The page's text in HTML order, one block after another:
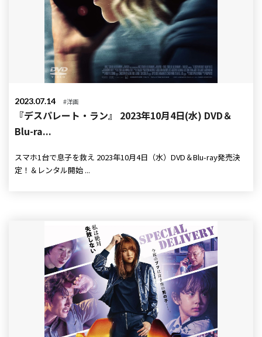
2023.07.14 #洋画
『デスパレート・ラン』 2023年10月4日(水) DVD＆
Blu-ra...
スマホ1台で息子を救え 2023年10月4日（水）DVD＆Blu-ray発売決
定！＆レンタル開始 ...